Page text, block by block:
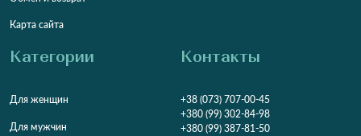
Карта сайта
Категории
Для женщин
Для мужчин
Контакты
+38 (073) 707-00-45
+380 (99) 302-84-98
+380 (99) 387-81-50